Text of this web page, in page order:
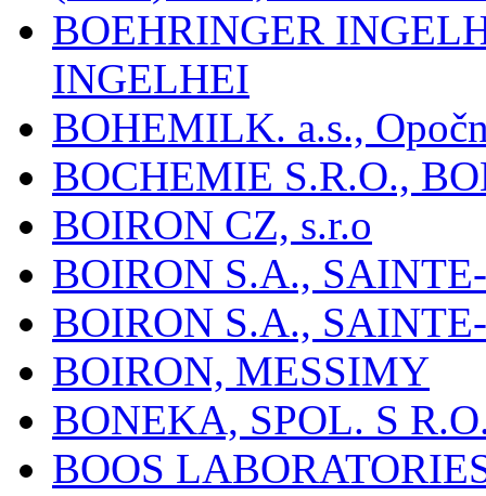
BOEHRINGER
INGELHEI
BOHEMILK. a.s.,
BOCHEMIE S.R.O.,
BOIRON CZ, s.r.o
BOIRON S.A.,
BOIRON S.A.,
BOIRON, MESSIMY
BONEKA, SPOL. S
BOOS